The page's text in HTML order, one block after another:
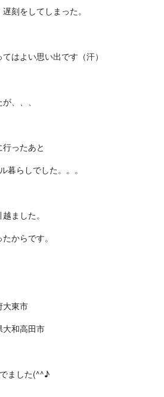
刻をしてしまった。
はよい思い出です（汗）
、、、
ったあと
暮らしでした。。。
ました。
からです。
東市
和高田市
ました(^^♪